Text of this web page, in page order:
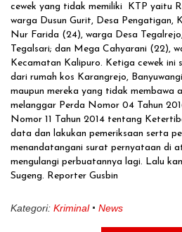
cewek yang tidak memiliki KTP yaitu
warga Dusun Gurit, Desa Pengatigan,
Nur Farida (24), warga Desa
Tegalsari; dan Mega Cahyarani (22),
Kecamatan Kalipuro. Ketiga cewek ini
dari rumah kos Karangrejo,
maupun mereka yang tidak membawa
melanggar Perda Nomor 04 Tahun
Nomor 11 Tahun 2014 tentang
data dan lakukan pemeriksaan serta
menandatangani surat pernyataan di
mengulangi perbuatannya lagi. Lalu
Sugeng. Reporter Gusbin
Kategori: Kriminal News